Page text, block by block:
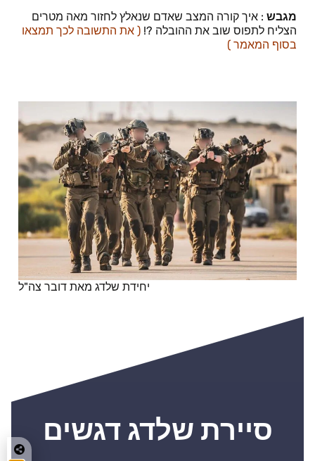
מגבש : איך קורה המצב שאדם שנאלץ לחזור מאה מטרים
הצליח לתפוס שוב את ההובלה ?! ( את התשובה לכך תמצאו
בסוף המאמר )
יחידת שלדג מאת דובר צה"ל
סיירת שלדג דגשים